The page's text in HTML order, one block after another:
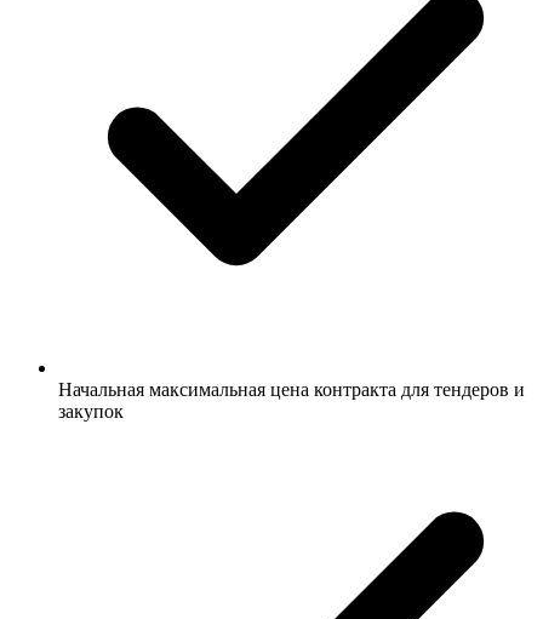
Начальная максимальная цена контракта для тендеров и
закупок